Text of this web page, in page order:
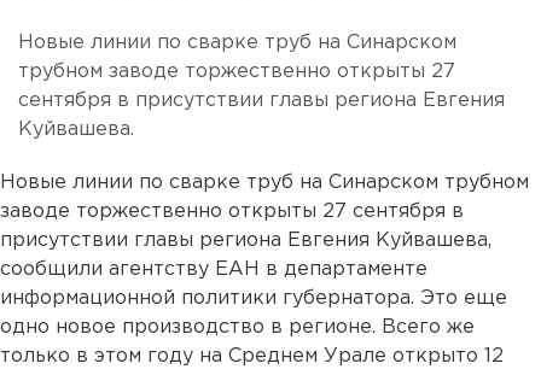
Новые линии по сварке труб на Синарском
трубном заводе торжественно открыты 27
сентября в присутствии главы региона Евгения
Куйвашева.
Новые линии по сварке труб на Синарском трубном
заводе торжественно открыты 27 сентября в
присутствии главы региона Евгения Куйвашева,
сообщили агентству ЕАН в департаменте
информационной политики губернатора. Это еще
одно новое производство в регионе. Всего же
только в этом году на Среднем Урале открыто 12